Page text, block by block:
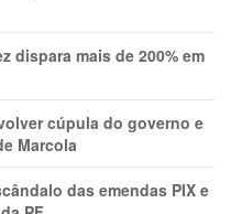
dispara mais de 200% em
cúpula do governo e
Marcola
das emendas PIX e